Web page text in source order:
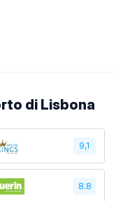
di Lisbona
9,1
8.8